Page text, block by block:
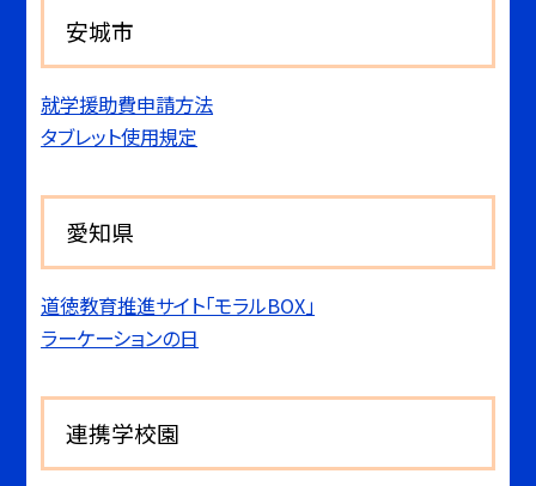
安城市
就学援助費申請方法
タブレット使用規定
愛知県
道徳教育推進サイト「モラルBOX」
ラーケーションの日
連携学校園